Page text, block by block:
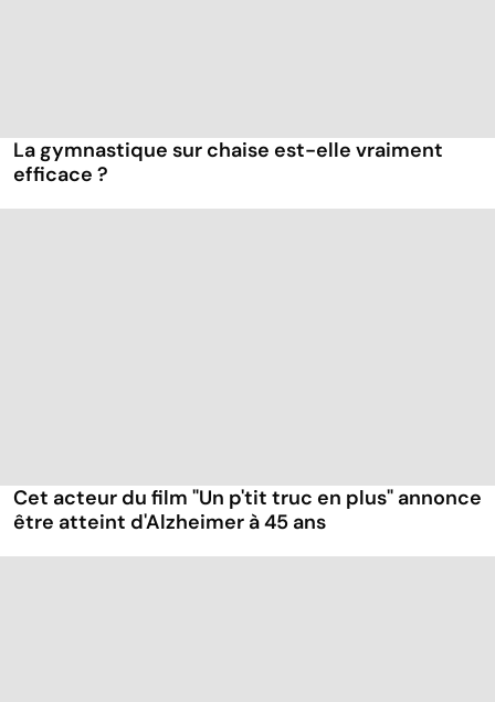
La gymnastique sur chaise est-elle vraiment
efficace ?
Cet acteur du film "Un p'tit truc en plus" annonce
être atteint d'Alzheimer à 45 ans